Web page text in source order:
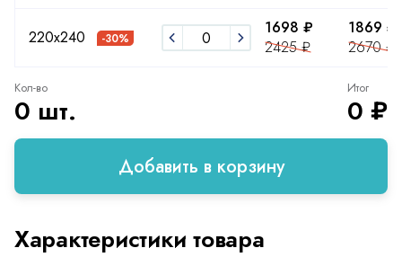
220x240 -30%
1698 ₽
2425 ₽
1869 ₽
2670 ₽
Кол-во
0 шт.
Итог
0 ₽
Добавить в корзину
Характеристики товара